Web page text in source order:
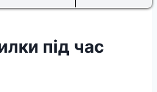
під час